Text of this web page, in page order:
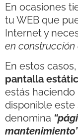
En ocasiones
tu WEB que
Internet y
en construcción
En estos
pantalla
estás haciendo
disponible este
denomina